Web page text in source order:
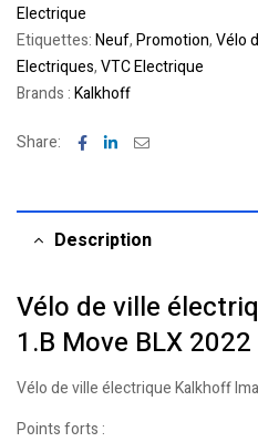
Electrique
Etiquettes:Neuf,Promotion,Vélo
Electriques,VTC Electrique
Brands :Kalkhoff
Share: Facebook
LinkedinEmail
Description
Vélo de ville
1.B Move BLX 2022
Vélo de ville électrique Kalkhoff
Points forts :